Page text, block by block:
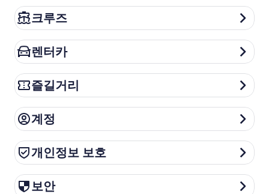
크루즈
크루즈
렌터카
렌터카
즐길거리
즐길거리
계정
계정
개인정보 보호
개인정보 보호
보안
보안